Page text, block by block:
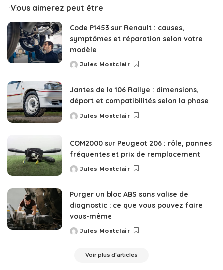
Vous aimerez peut être
Code P1453 sur Renault : causes,
symptômes et réparation selon votre
modèle
Posted
Jules Montclair
Jantes de la 106 Rallye : dimensions,
déport et compatibilités selon la phase
Posted
Jules Montclair
COM2000 sur Peugeot 206 : rôle, pannes
fréquentes et prix de remplacement
Posted
Jules Montclair
Purger un bloc ABS sans valise de
diagnostic : ce que vous pouvez faire
vous-même
Posted
Jules Montclair
Voir plus d'articles